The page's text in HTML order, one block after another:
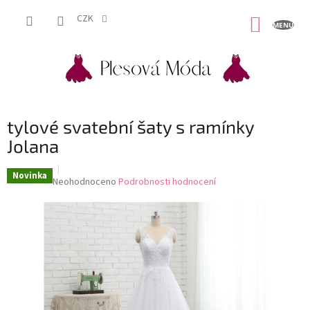
CZK
tylové svatební šaty s ramínky
Jolana
Novinka Průměrné
0,0
5
hvězdiček.
Neohodnoceno Podrobnosti hodnocení